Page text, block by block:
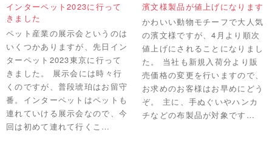
インターペット2023に行って
きました
ペット産業の展示会というのは
いくつかありますが、先日イン
ターペット2023東京に行って
きました。 展示会には時々行
くのですが、普段琥珀はお留守
番。インターペットはペットも
連れていける展示会なので、今
回は初めて連れて行くこ…
濱文様製品が値上げになります
かわいい動物モチーフで大人気
の濱文様ですが、4月より順次
値上げにされることになりまし
た。 当社も新規入荷分より販
売価格の変更を行いますので、
お求めのお客様はお早めにどう
ぞ。 主に、手ぬぐいやハンカ
チなどの布製品が対象です…